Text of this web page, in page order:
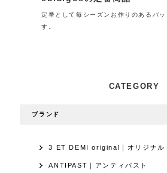
定番として毎シーズンお作りのあるバッ
す。
CATEGORY
ブランド
3 ET DEMI original｜オリジナル
ANTIPAST｜アンティパスト